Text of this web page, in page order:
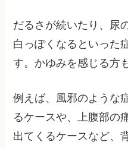
だるさが続いたり、尿
白っぽくなるといった
す。かゆみを感じる方
例えば、風邪のような
るケースや、上腹部の
出てくるケースなど、